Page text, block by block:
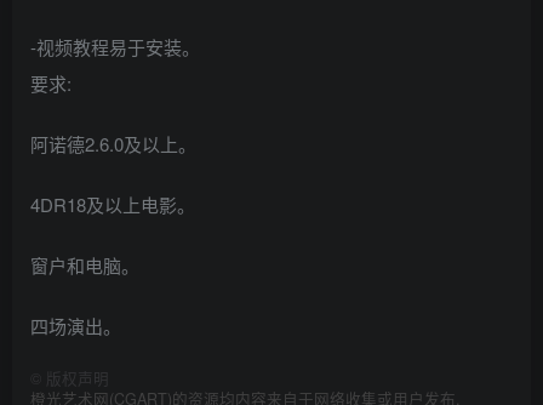
-视频教程易于安装。
要求:
阿诺德2.6.0及以上。
4DR18及以上电影。
窗户和电脑。
四场演出。
版权声明
橙光艺术网(CGART)的资源均内容来自于网络收集或用户发布.